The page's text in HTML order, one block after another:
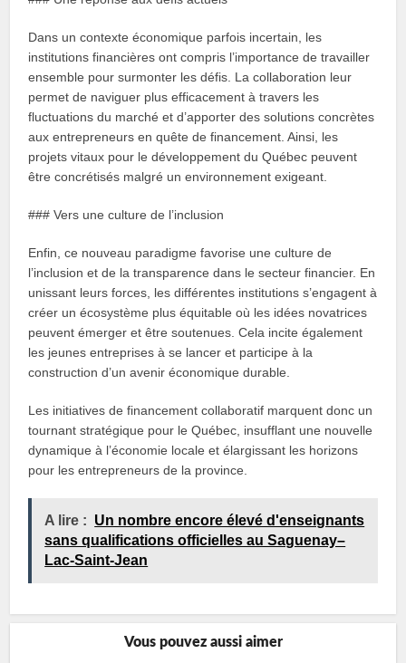
Dans un contexte économique parfois incertain, les
institutions financières ont compris l’importance de travailler
ensemble pour surmonter les défis. La collaboration leur
permet de naviguer plus efficacement à travers les
fluctuations du marché et d’apporter des solutions concrètes
aux entrepreneurs en quête de financement. Ainsi, les
projets vitaux pour le développement du Québec peuvent
être concrétisés malgré un environnement exigeant.
### Vers une culture de l’inclusion
Enfin, ce nouveau paradigme favorise une culture de
l’inclusion et de la transparence dans le secteur financier. En
unissant leurs forces, les différentes institutions s’engagent à
créer un écosystème plus équitable où les idées novatrices
peuvent émerger et être soutenues. Cela incite également
les jeunes entreprises à se lancer et participe à la
construction d’un avenir économique durable.
Les initiatives de financement collaboratif marquent donc un
tournant stratégique pour le Québec, insufflant une nouvelle
dynamique à l’économie locale et élargissant les horizons
pour les entrepreneurs de la province.
A lire : Un nombre encore élevé d'enseignants
sans qualifications officielles au Saguenay–
Lac-Saint-Jean
Vous pouvez aussi aimer